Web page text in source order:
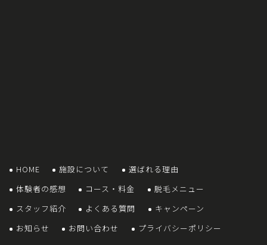
HOME 施設について
選ばれる理由
体験者の感想
コース・料金
脱毛メニュー
スタッフ紹介
よくある質問
キャンペーン
お知らせ
お問い合わせ プライバシーポリシー